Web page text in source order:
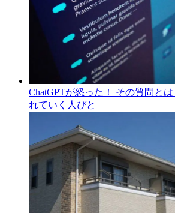
ChatGPTが怒った！ その質問と
れていく人びと